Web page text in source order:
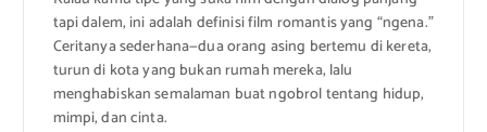
tapi dalem, ini adalah definisi film romantis yang “ngena.”
Ceritanya sederhana—dua orang asing bertemu di kereta,
turun di kota yang bukan rumah mereka, lalu
menghabiskan semalaman buat ngobrol tentang hidup,
mimpi, dan cinta.